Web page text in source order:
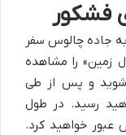
فشکور
جاده چالوس سفر
زمین» را مشاهده
شوید و پس از طی
رسید. در طول
عبور خواهید کرد.